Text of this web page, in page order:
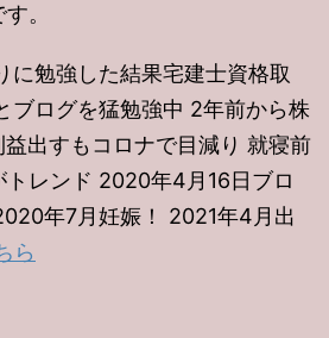
。
に勉強した結果宅建士資格取
ブログを猛勉強中 2年前から株
出すもコロナで目減り 就寝前
トレンド 2020年4月16日ブロ
年7月妊娠！ 2021年4月出
ら